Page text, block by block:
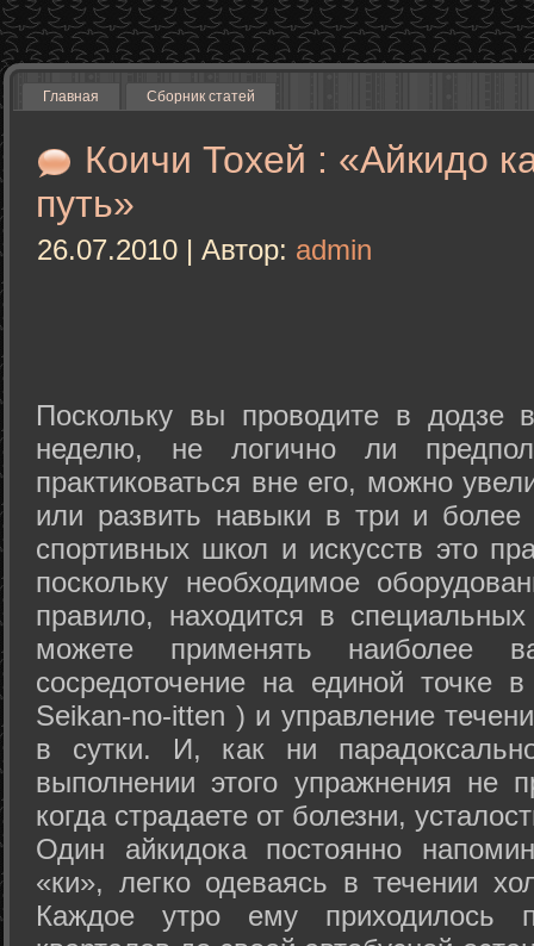
Главная Сборник статей
Коичи Тохей : «Айкидо
путь»
26.07.2010 | Автор: admin
Поскольку вы проводите в додзе
неделю, не логично ли
практиковаться вне его, можно
или развить навыки в три и
спортивных школ и искусств это
поскольку необходимое
правило, находится в
можете применять наиболее
сосредоточение на единой точке
Seikan-­no-­itten ) и управление
в сутки. И, как ни
выполнении этого упражнения не
когда страдаете от болезни,
Один айкидока постоянно
«ки», легко одеваясь в течении
Каждое утро ему приходилось